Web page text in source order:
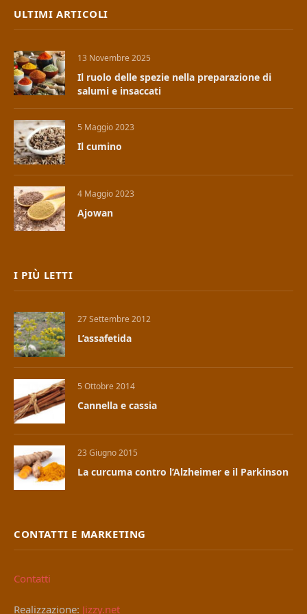
ULTIMI ARTICOLI
13 Novembre 2025
Il ruolo delle spezie nella preparazione di
salumi e insaccati
5 Maggio 2023
Il cumino
4 Maggio 2023
Ajowan
I PIÙ LETTI
27 Settembre 2012
L’assafetida
5 Ottobre 2014
Cannella e cassia
23 Giugno 2015
La curcuma contro l’Alzheimer e il Parkinson
CONTATTI E MARKETING
Contatti
Realizzazione: Jizzy.net